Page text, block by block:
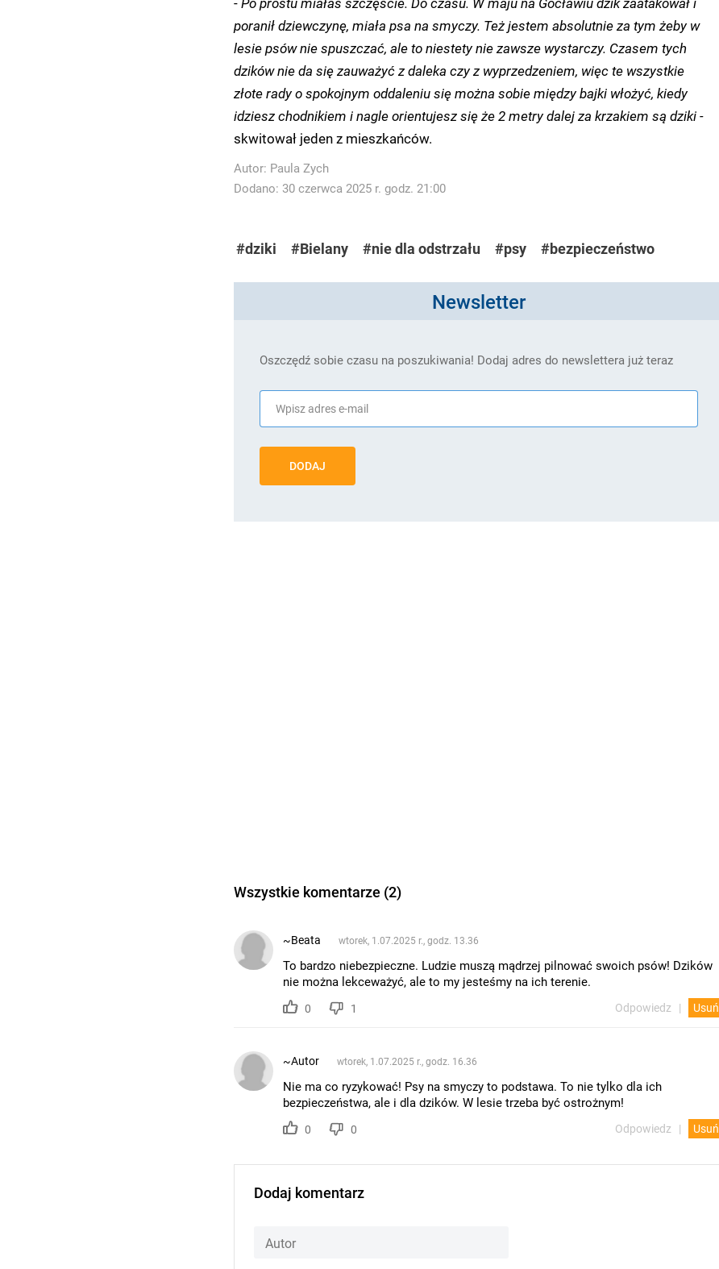
poranił dziewczynę, miała psa na smyczy. Też jestem absolutnie za tym żeby w
lesie psów nie spuszczać, ale to niestety nie zawsze wystarczy. Czasem tych
dzików nie da się zauważyć z daleka czy z wyprzedzeniem, więc te wszystkie
złote rady o spokojnym oddaleniu się można sobie między bajki włożyć, kiedy
idziesz chodnikiem i nagle orientujesz się że 2 metry dalej za krzakiem są dziki -
skwitował jeden z mieszkańców.
Autor: Paula Zych
Dodano: 30 czerwca 2025 r. godz. 21:00
#dziki #Bielany #nie dla odstrzału #psy #bezpieczeństwo
Newsletter
Oszczędź sobie czasu na poszukiwania! Dodaj adres do newslettera już teraz
DODAJ
Wszystkie komentarze (2)
~Beata wtorek, 1.07.2025 r., godz. 13.36
To bardzo niebezpieczne. Ludzie muszą mądrzej pilnować swoich psów! Dzików
nie można lekceważyć, ale to my jesteśmy na ich terenie.
0 1 Odpowiedz Usuń
~Autor wtorek, 1.07.2025 r., godz. 16.36
Nie ma co ryzykować! Psy na smyczy to podstawa. To nie tylko dla ich
bezpieczeństwa, ale i dla dzików. W lesie trzeba być ostrożnym!
0 0 Odpowiedz Usuń
Dodaj komentarz